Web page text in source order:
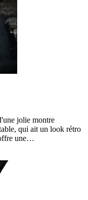
jolie montre
qui ait un look rétro
une…